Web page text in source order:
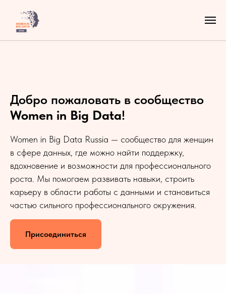
Добро пожаловать в сообщество
Women in Big Data!
Women in Big Data Russia — сообщество для женщин
в сфере данных, где можно найти поддержку,
вдохновение и возможности для профессионального
роста. Мы помогаем развивать навыки, строить
карьеру в области работы с данными и становиться
частью сильного профессионального окружения.
Присоединиться